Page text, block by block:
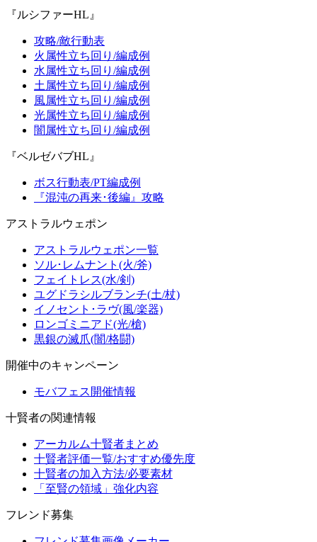
『ルシファーHL』
攻略/敵行動表
火属性立ち回り/編成例
水属性立ち回り/編成例
土属性立ち回り/編成例
風属性立ち回り/編成例
光属性立ち回り/編成例
闇属性立ち回り/編成例
『ベルゼバブHL』
ボス行動表/PT編成例
『混沌の再来･後編』攻略
アストラルウェポン
アストラルウェポン一覧
ソル･レムナント(火/斧)
フェイトレス(水/剣)
ユグドラシルブランチ(土/杖)
イノセント･ラヴ(風/楽器)
ロンゴミニアド(光/槍)
黒銀の滅爪(闇/格闘)
開催中のキャンペーン
モバフェス開催情報
十賢者の関連情報
アーカルム十賢者まとめ
十賢者評価一覧/おすすめ優先度
十賢者の加入方法/必要素材
「至賢の領域」強化内容
フレンド募集